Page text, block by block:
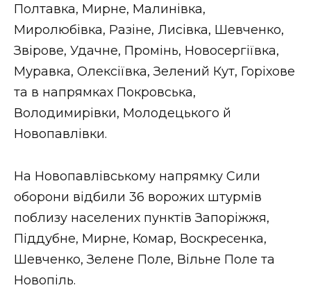
Полтавка, Мирне, Малинівка,
Миролюбівка, Разіне, Лисівка, Шевченко,
Звірове, Удачне, Промінь, Новосергіївка,
Муравка, Олексіївка, Зелений Кут, Горіхове
та в напрямках Покровська,
Володимирівки, Молодецького й
Новопавлівки.
На Новопавлівському напрямку Сили
оборони відбили 36 ворожих штурмів
поблизу населених пунктів Запоріжжя,
Піддубне, Мирне, Комар, Воскресенка,
Шевченко, Зелене Поле, Вільне Поле та
Новопіль.